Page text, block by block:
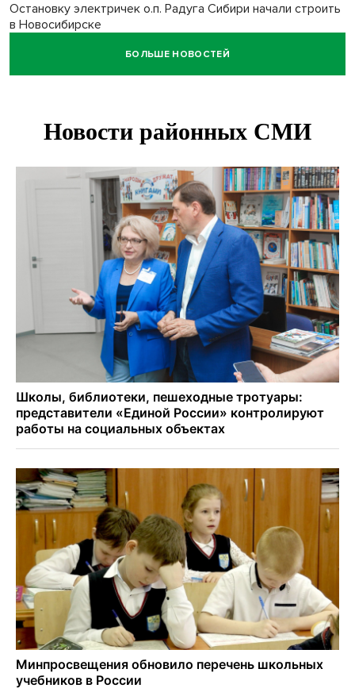
Остановку электричек о.п. Радуга Сибири начали строить
в Новосибирске
БОЛЬШЕ НОВОСТЕЙ